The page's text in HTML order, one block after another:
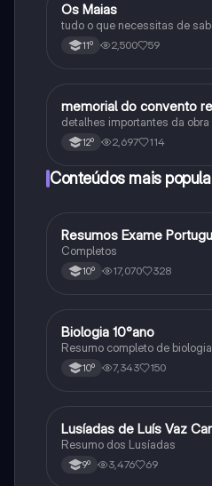
Português
Os Maias
tudo o que necessitas de
11º 2,500 59
Português
memorial do convento
detalhes importantes da obra
12º 2,697 114
Conteúdos mais
Português
Resumos Exame
Completos
10º 17,070 328
Biologia
Biologia 10°ano
Resumo completo de
10º 7,343 150
Português
Lusíadas de Luís Vaz
Resumo dos Lusíadas
9º 3,476 69